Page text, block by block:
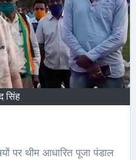
सिंह
पर थीम आधारित पूजा पंडाल